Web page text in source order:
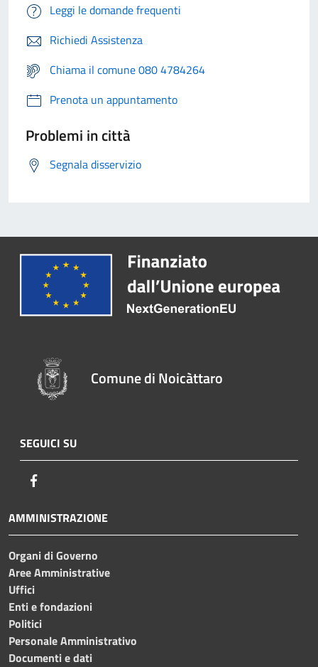
Leggi le domande frequenti
Richiedi Assistenza
Chiama il comune 080 4784264
Prenota un appuntamento
Problemi in città
Segnala disservizio
Comune di Noicàttaro
SEGUICI SU
AMMINISTRAZIONE
Organi di Governo
Aree Amministrative
Uffici
Enti e fondazioni
Politici
Personale Amministrativo
Documenti e dati